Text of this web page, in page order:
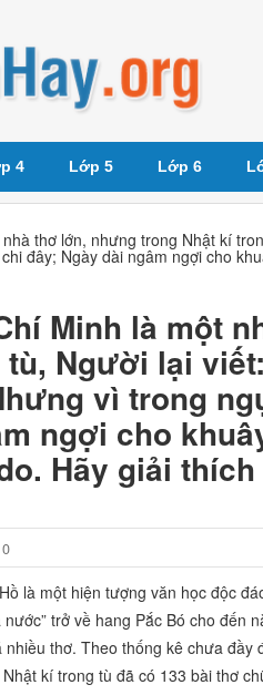
4 Lớp 5 Lớp 6
thơ lớn, nhưng trong Nhật kí
đây; Ngày dài ngâm ngợi cho
Minh là một
Người lại
vì trong
ngợi cho
Hãy giải
0
là một hiện tượng văn học độc
trở về hang Pắc Bó cho đến
nhiều thơ. Theo thống kê chưa
Nhật kí trong tù đã có 133 bài thơ